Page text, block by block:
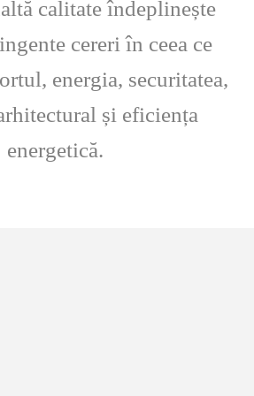
calitate îndeplinește
cereri în ceea ce
energia, securitatea,
și eficiența
energetică.